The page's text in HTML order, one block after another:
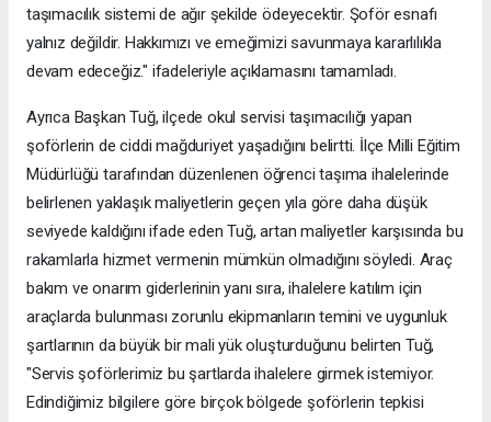
taşımacılık sistemi de ağır şekilde ödeyecektir. Şoför esnafı
yalnız değildir. Hakkımızı ve emeğimizi savunmaya kararlılıkla
devam edeceğiz." ifadeleriyle açıklamasını tamamladı.
Ayrıca Başkan Tuğ, ilçede okul servisi taşımacılığı yapan
şoförlerin de ciddi mağduriyet yaşadığını belirtti. İlçe Milli Eğitim
Müdürlüğü tarafından düzenlenen öğrenci taşıma ihalelerinde
belirlenen yaklaşık maliyetlerin geçen yıla göre daha düşük
seviyede kaldığını ifade eden Tuğ, artan maliyetler karşısında bu
rakamlarla hizmet vermenin mümkün olmadığını söyledi. Araç
bakım ve onarım giderlerinin yanı sıra, ihalelere katılım için
araçlarda bulunması zorunlu ekipmanların temini ve uygunluk
şartlarının da büyük bir mali yük oluşturduğunu belirten Tuğ,
"Servis şoförlerimiz bu şartlarda ihalelere girmek istemiyor.
Edindiğimiz bilgilere göre birçok bölgede şoförlerin tepkisi